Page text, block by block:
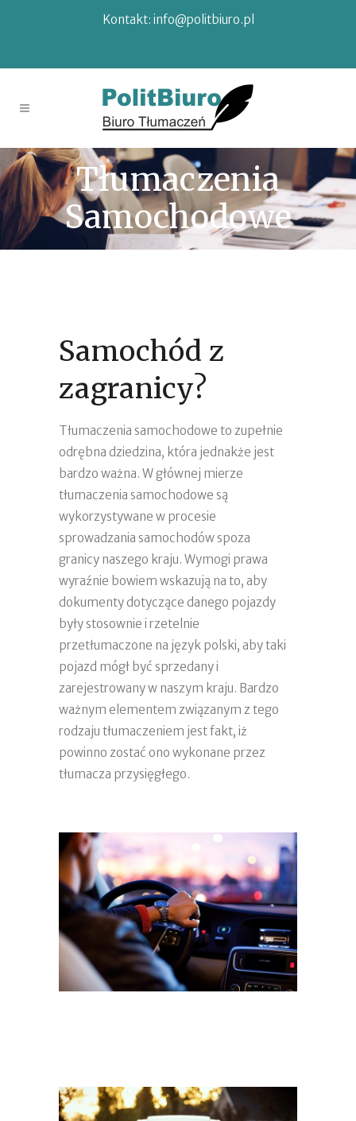
Kontakt: info@politbiuro.pl
Tłumaczenia
Samochodowe
Samochód z
zagranicy?
Tłumaczenia samochodowe to zupełnie
odrębna dziedzina, która jednakże jest
bardzo ważna. W głównej mierze
tłumaczenia samochodowe są
wykorzystywane w procesie
sprowadzania samochodów spoza
granicy naszego kraju. Wymogi prawa
wyraźnie bowiem wskazują na to, aby
dokumenty dotyczące danego pojazdy
były stosownie i rzetelnie
przetłumaczone na język polski, aby taki
pojazd mógł być sprzedany i
zarejestrowany w naszym kraju. Bardzo
ważnym elementem związanym z tego
rodzaju tłumaczeniem jest fakt, iż
powinno zostać ono wykonane przez
tłumacza przysięgłego.